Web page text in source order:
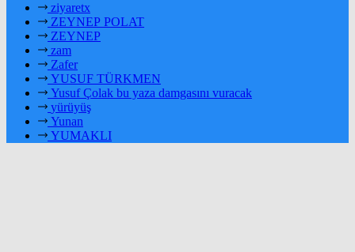
ziyaretx
ZEYNEP POLAT
ZEYNEP
zam
Zafer
YUSUF TÜRKMEN
Yusuf Çolak bu yaza damgasını vuracak
yürüyüş
Yunan
YUMAKLI